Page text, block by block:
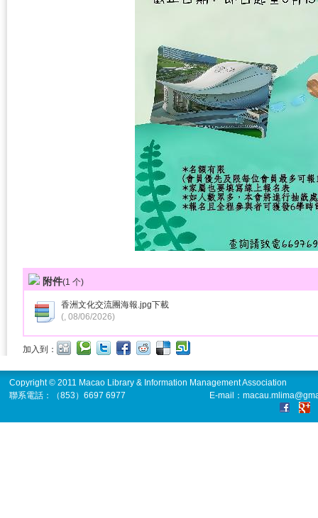
附件(1 个)
香洲文化交流團海報.jpg下載
(, 08/06/2026)
加入到：
Copyright © 2011 Macao Library & Information Management Association
聯系電話：（853）6697 6977
E-mail：